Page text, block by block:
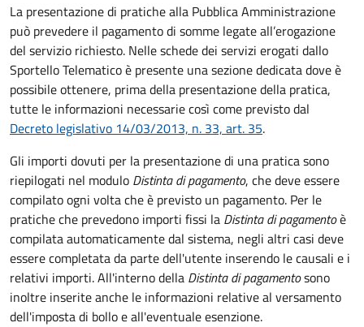
La presentazione di pratiche alla Pubblica Amministrazione
può prevedere il pagamento di somme legate all’erogazione
del servizio richiesto. Nelle schede dei servizi erogati dallo
Sportello Telematico è presente una sezione dedicata dove è
possibile ottenere, prima della presentazione della pratica,
tutte le informazioni necessarie così come previsto dal
Decreto legislativo 14/03/2013, n. 33, art. 35.
Gli importi dovuti per la presentazione di una pratica sono
riepilogati nel modulo Distinta di pagamento, che deve essere
compilato ogni volta che è previsto un pagamento. Per le
pratiche che prevedono importi fissi la Distinta di pagamentoè
compilata automaticamente dal sistema, negli altri casi deve
essere completata da parte dell'utente inserendo le causali e i
relativi importi.All'interno della Distinta di pagamentosono
inoltre inserite anche le informazioni relative al versamento
dell'imposta di bollo e all'eventuale esenzione.